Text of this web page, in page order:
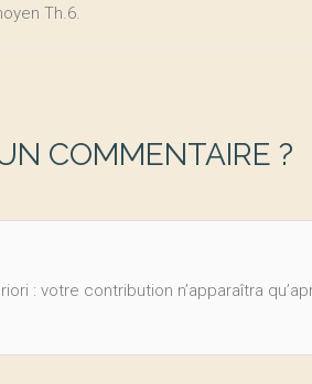
Th.6.
COMMENTAIRE ?
: votre contribution n’apparaîtra